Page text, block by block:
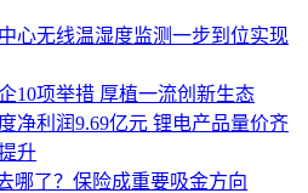
心无线温湿度监测一步到位实现
10项举措 厚植一流创新生态
净利润9.69亿元 锂电产品量价齐
升
哪了？保险成重要吸金方向